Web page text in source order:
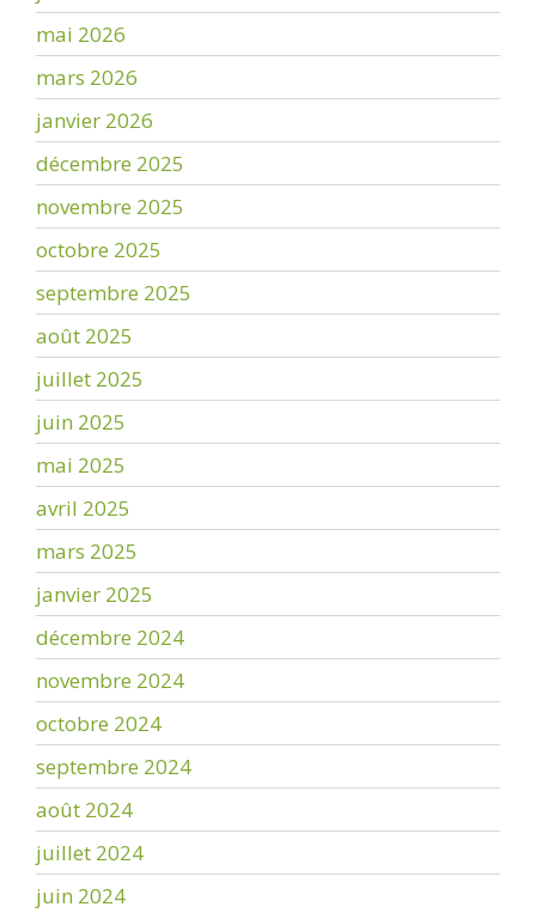
mai 2026
mars 2026
janvier 2026
décembre 2025
novembre 2025
octobre 2025
septembre 2025
août 2025
juillet 2025
juin 2025
mai 2025
avril 2025
mars 2025
janvier 2025
décembre 2024
novembre 2024
octobre 2024
septembre 2024
août 2024
juillet 2024
juin 2024